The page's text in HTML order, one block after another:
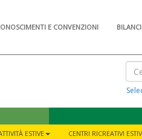
E CONVENZIONI
ESTIVE CENTRI RICREATIVI